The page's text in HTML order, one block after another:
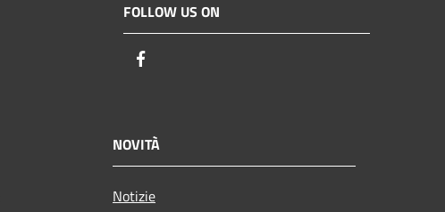
FOLLOW US ON
NOVITÀ
Notizie